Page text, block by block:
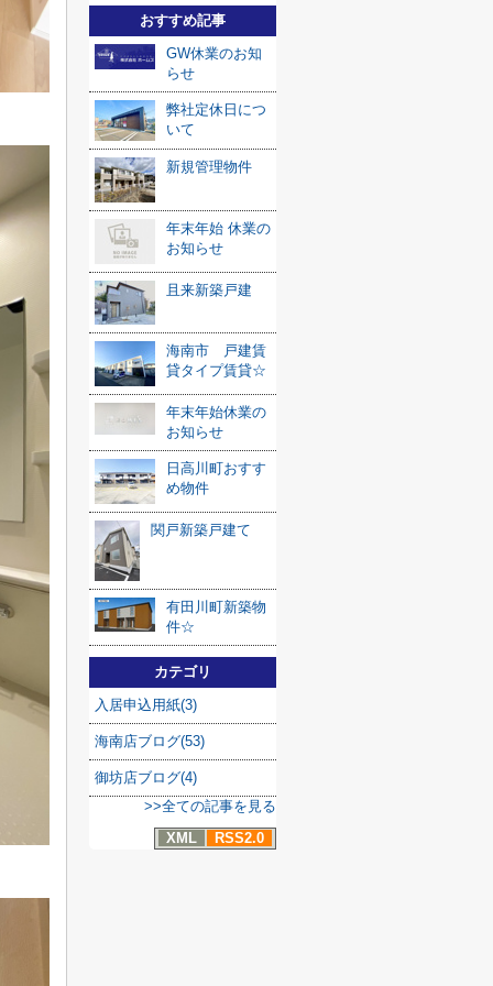
おすすめ記事
GW休業のお知
らせ
弊社定休日につ
いて
新規管理物件
年末年始 休業の
お知らせ
且来新築戸建
海南市 戸建賃
貸タイプ賃貸☆
年末年始休業の
お知らせ
日高川町おすす
め物件
関戸新築戸建て
有田川町新築物
件☆
カテゴリ
入居申込用紙(3)
海南店ブログ(53)
御坊店ブログ(4)
>>全ての記事を見る
XML
RSS2.0